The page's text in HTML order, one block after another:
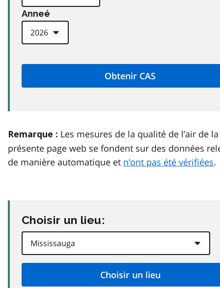
Anneé
Remarque : Les mesures de la qualité de l’air de la
présente page web se fondent sur des données
de manière automatique et n’ont pas été vérifiées.
Choisir un lieu: